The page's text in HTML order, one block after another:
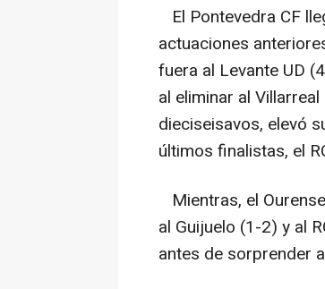
El Pontevedra CF
actuaciones
fuera al Levante UD
al eliminar al
dieciseisavos, elevó
últimos finalistas, el
Mientras, el
al Guijuelo (1-2) y al
antes de sorprender